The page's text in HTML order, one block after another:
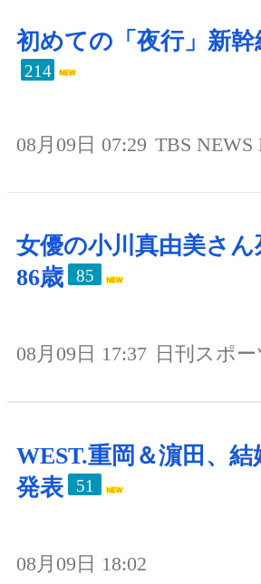
初めての「夜行」新幹
214
08月09日 07:29 TBS NEWS
女優の小川真由美さん
86歳
85
08月09日 17:37 日刊スポー
WEST.重岡＆濵田、
発表
51
08月09日 18:02